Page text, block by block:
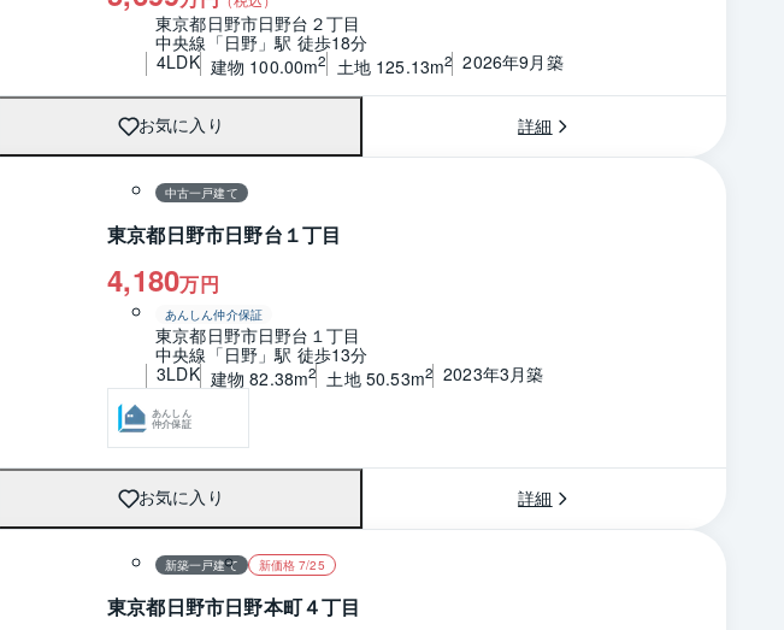
東京都日野市日野台２丁目
中央線「日野」駅 徒歩18分
4LDK 建物 100.00m2 土地 125.13m2 2026年9月築
お気に入り 詳細
中古一戸建て
東京都日野市日野台１丁目
4,180万円
あんしん仲介保証
東京都日野市日野台１丁目
中央線「日野」駅 徒歩13分
3LDK 建物 82.38m2 土地 50.53m2 2023年3月築
あんしん
仲介保証
お気に入り 詳細
新築一戸建て 新価格 7/25
東京都日野市日野本町４丁目